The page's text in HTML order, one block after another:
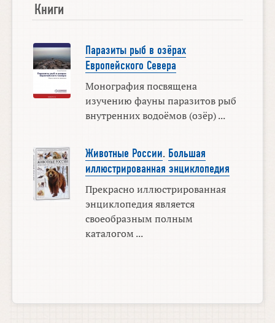
Книги
Паразиты рыб в озёрах
Европейского Севера
Монография посвящена
изучению фауны паразитов рыб
внутренних водоёмов (озёр) ...
Животные России. Большая
иллюстрированная энциклопедия
Прекрасно иллюстрированная
энциклопедия является
своеобразным полным
каталогом ...